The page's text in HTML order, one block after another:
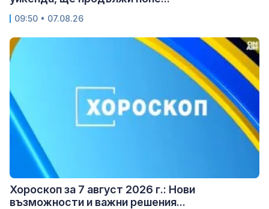
09:50 • 07.08.26
Хороскоп за 7 август 2026 г.: Нови
възможности и важни решения...